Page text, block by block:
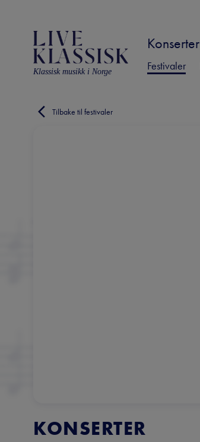
Klassisk musikk i Norge
Konserter
Festivaler
Tilbake til festivaler
KONSERTER